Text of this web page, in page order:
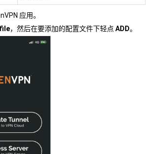
应用。
，然后在要添加的配置文件下轻点 ADD。